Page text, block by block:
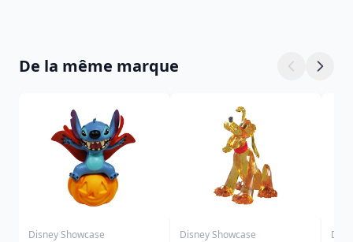
De la même marque
Disney Showcase Disney Showcase